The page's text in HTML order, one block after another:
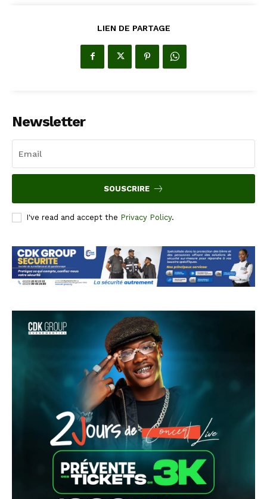
LIEN DE PARTAGE
Newsletter
SOUSCRIRE
I've read and accept the Privacy Policy.